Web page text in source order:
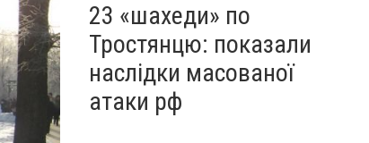
23 «шахеди» по
Тростянцю: показали
наслідки масованої
атаки рф